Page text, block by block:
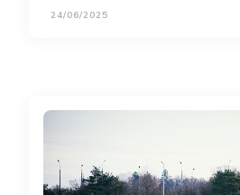
24/06/2025